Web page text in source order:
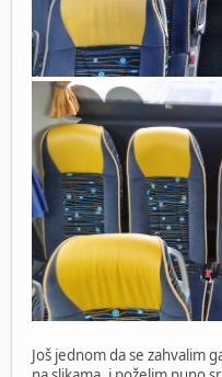
Još jednom da se zahvalim